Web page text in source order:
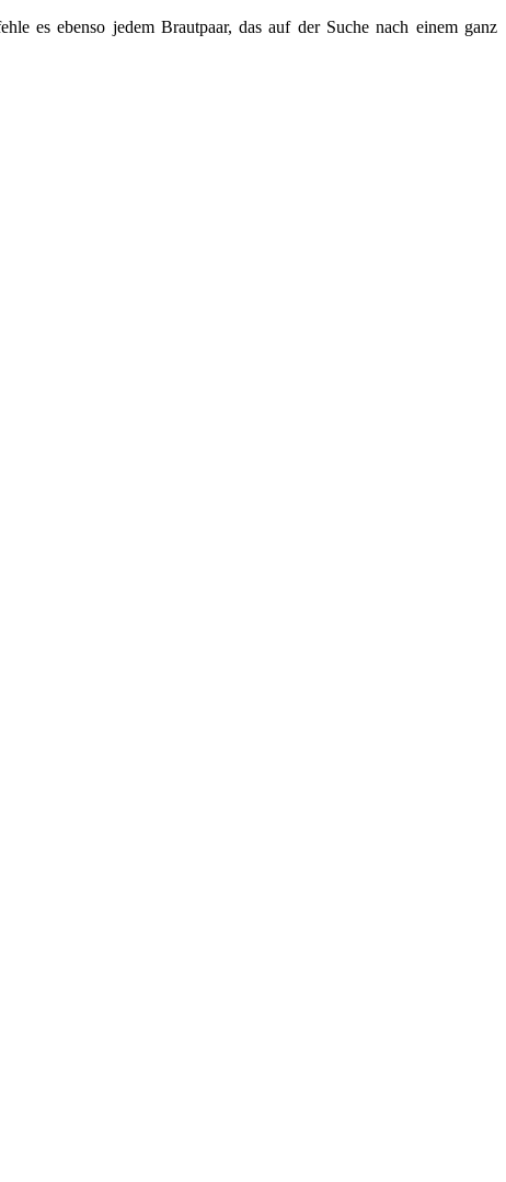
es ebenso jedem Brautpaar, das auf der Suche nach einem ganz